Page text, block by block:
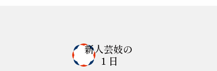
新人芸妓の
１日